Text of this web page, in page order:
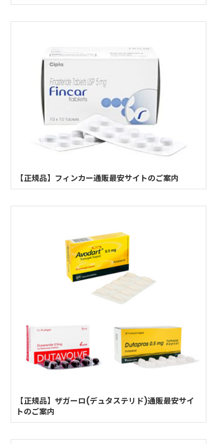
【正規品】フィンカー通販最安サイトのご案内
【正規品】ザガーロ(デュタステリド)通販最安サイ
トのご案内